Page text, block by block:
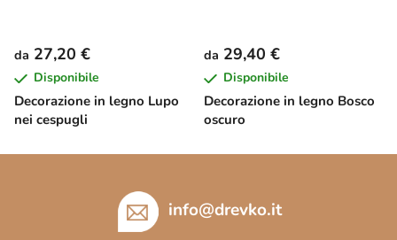
Decorazione in legno Lupo
nei cespugli
da 27,20 €
Disponibile
Decorazione in legno Bosco
oscuro
da 29,40 €
Disponibile
info@drevko.it